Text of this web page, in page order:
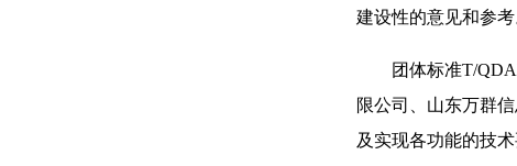
建设性的意见和参考
团体标准T/
限公司、山东万群
及实现各功能的技